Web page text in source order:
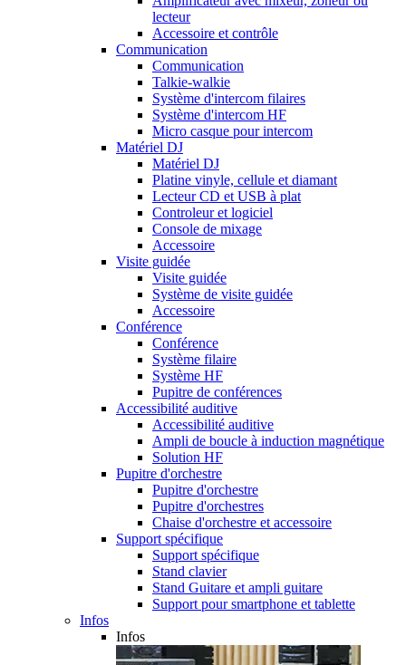
lecteur
Accessoire et contrôle
Communication
Communication
Talkie-walkie
Système d'intercom filaires
Système d'intercom HF
Micro casque pour intercom
Matériel DJ
Matériel DJ
Platine vinyle, cellule et diamant
Lecteur CD et USB à plat
Controleur et logiciel
Console de mixage
Accessoire
Visite guidée
Visite guidée
Système de visite guidée
Accessoire
Conférence
Conférence
Système filaire
Système HF
Pupitre de conférences
Accessibilité auditive
Accessibilité auditive
Ampli de boucle à induction magnétique
Solution HF
Pupitre d'orchestre
Pupitre d'orchestre
Pupitre d'orchestres
Chaise d'orchestre et accessoire
Support spécifique
Support spécifique
Stand clavier
Stand Guitare et ampli guitare
Support pour smartphone et tablette
Infos
Infos